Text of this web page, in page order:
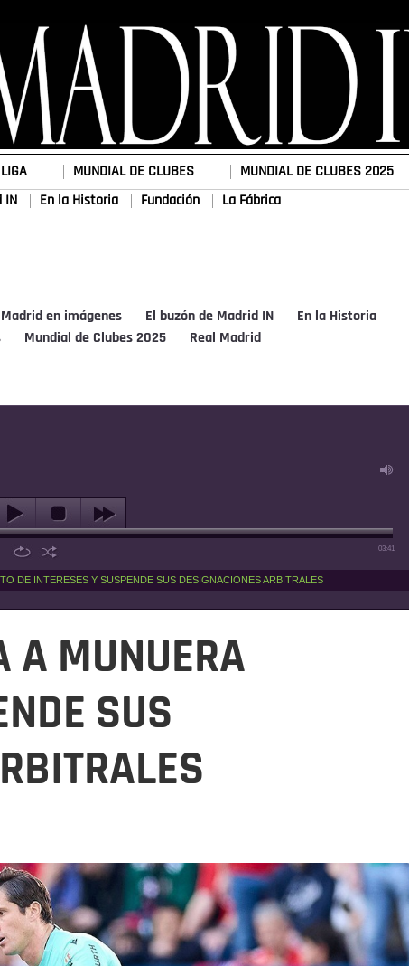
MUNDIAL DE CLUBES MUNDIAL DE CLUBES 2025
IN En la Historia Fundación La Fábrica
Madrid en imágenes El buzón de Madrid IN
En la Historia
Mundial de Clubes 2025 Real Madrid
03:41
DE INTERESES Y SUSPENDE SUS DESIGNACIONES ARBITRALES
A MUNUERA
SUS